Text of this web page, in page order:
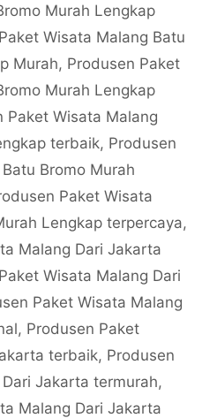
Murah Lengkap
Wisata Malang Batu
Murah, Produsen Paket
Murah Lengkap
Paket Wisata Malang
terbaik, Produsen
Bromo Murah
Paket Wisata
Lengkap terpercaya,
Malang Dari Jakarta
Wisata Malang Dari
Paket Wisata Malang
, Produsen Paket
terbaik, Produsen
Jakarta termurah,
Malang Dari Jakarta